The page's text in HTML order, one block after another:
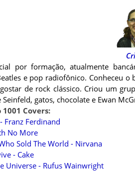
por formação, atualmente
e pop radiofônico. Conheceu
de rock clássico. Criou um
Seinfeld, gatos, chocolate e Ewan
1001 Covers:
Franz Ferdinand
No More
Sold The World - Nirvana
- Cake
Universe - Rufus Wainwright